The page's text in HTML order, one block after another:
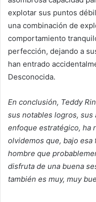
explotar sus puntos
una combinación de
comportamiento
perfección, dejando a
han entrado
Desconocida.
En conclusión, Teddy
sus notables logros,
enfoque estratégico, ha
olvidemos que, bajo esa
hombre que
disfruta de una buena
también es muy, muy